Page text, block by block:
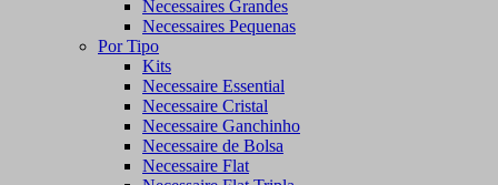
Necessaires Grandes
Necessaires Pequenas
Por Tipo
Kits
Necessaire Essential
Necessaire Cristal
Necessaire Ganchinho
Necessaire de Bolsa
Necessaire Flat